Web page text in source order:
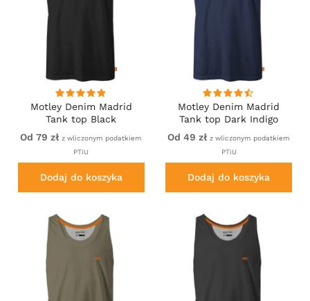
Motley Denim Madrid
Tank top Black
Od 79 zł z wliczonym podatkiem
PTiU
Dodaj do koszyka
Motley Denim Madrid
Tank top Dark Indigo
Od 49 zł z wliczonym podatkiem
PTiU
Dodaj do koszyka